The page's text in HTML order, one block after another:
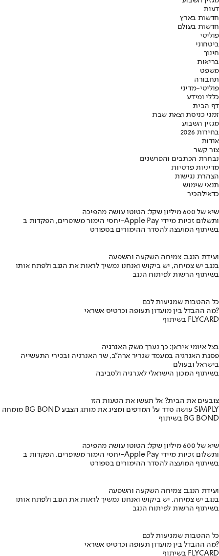
דעות
חדשות בארץ
חדשות בעולם
פוליטי
ביטחוני
חינוך
בריאות
משפט
תחבורה
פוליטי-מדיני
כללי ומידע
דף הבית
זמני כניסת וצאת שבת
מגזין השבוע
בחירות 2026
אודות
צור קשר
נבחרת הכתבים והפרשנים
מדיניות פרטיות
הצהרת נגישות
תנאי שימוש
כדאילהכיר
שיא של 600 מיליון שקל: הטוטו עושה מהפיכה
יחסי הימור משופרים, הפקדות ב-Apple Pay ותשלום זכיות מיידי
בשיתוף המועצה להסדר ההימורים בספורט
ועידת הנגב: צמיחה השקעה והשפעה
בנגב יש צמיחה, יש ביקוש ואנחנו נמשיך לראות את הנגב ולפתח אותו
בשיתוף הרשות לפיתוח הנגב
כל ההטבות שמגיעות לכם
מה ההבדל בין מועדון תעופה וכרטיס אשראי?
בשיתוף FLYCARD
בצל איומי איראן: כך נערך משק האנרגיה
פסגת האנרגיה במעמד שגריר ארה"ב, שר האנרגיה ובכירי התעשייה
בישראל ובעולם
בשיתוף המכון הישראלי לאנרגיה ולסביבה
צובעים את הבית? אל תעשו את הטעות הזו
מומחה BG BOND עושה סדר על המדפים ומציג את מותג הצבע SIMPLY
בשיתוף BG BOND
שיא של 600 מיליון שקל: הטוטו עושה מהפיכה
יחסי הימור משופרים, הפקדות ב-Apple Pay ותשלום זכיות מיידי
בשיתוף המועצה להסדר ההימורים בספורט
ועידת הנגב: צמיחה השקעה והשפעה
בנגב יש צמיחה, יש ביקוש ואנחנו נמשיך לראות את הנגב ולפתח אותו
בשיתוף הרשות לפיתוח הנגב
כל ההטבות שמגיעות לכם
מה ההבדל בין מועדון תעופה וכרטיס אשראי?
בשיתוף FLYCARD